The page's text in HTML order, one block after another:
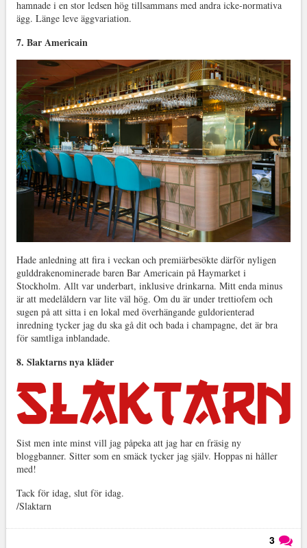
hamnade i en stor ledsen hög tillsammans med andra icke-normativa
ägg. Länge leve äggvariation.
7. Bar Americain
Hade anledning att fira i veckan och premiärbesökte därför nyligen
gulddrakenominerade baren Bar Americain på Haymarket i
Stockholm. Allt var underbart, inklusive drinkarna. Mitt enda minus
är att medelåldern var lite väl hög. Om du är under trettiofem och
sugen på att sitta i en lokal med överhängande guldorienterad
inredning tycker jag du ska gå dit och bada i champagne, det är bra
för samtliga inblandade.
8. Slaktarns nya kläder
Sist men inte minst vill jag påpeka att jag har en fräsig ny
bloggbanner. Sitter som en smäck tycker jag själv. Hoppas ni håller
med!
Tack för idag, slut för idag.
/Slaktarn
3